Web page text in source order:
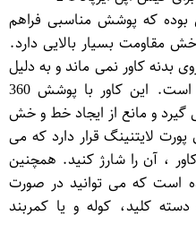
بوده که پوشش مناسبی فراهم
مقاومت بسیار بالایی دارد.
بدنه کاور نمی ماند و به دلیل
سیلیکونی بودن، کاملا ضدتعریق است. این کاور با پوشش 360
گیرد و مانع از ایجاد خط و خش
لایتنینگ قرار دارد که می
، آن را شارژ کنید. همچنین
است که می توانید در صورت
دسته کلید، کوله و یا کمربند